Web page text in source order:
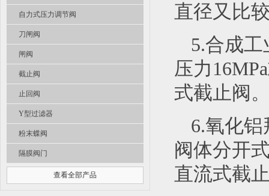
自力式压力调节阀
刀闸阀
闸阀
截止阀
止回阀
Y型过滤器
粉末蝶阀
隔膜阀门
查看全部产品
直径又比
5.合成
压力
式截止阀
6.氧化
阀体分开
直流式截